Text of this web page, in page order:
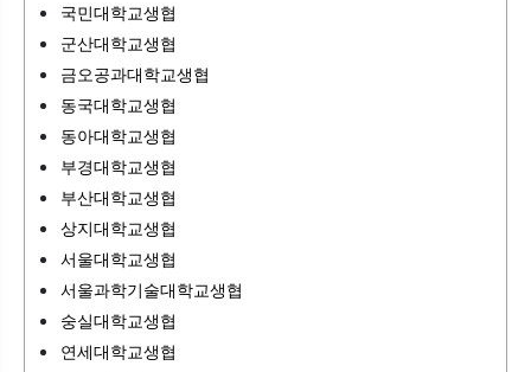
국민대학교생협
군산대학교생협
금오공과대학교생협
동국대학교생협
동아대학교생협
부경대학교생협
부산대학교생협
상지대학교생협
서울대학교생협
서울과학기술대학교생협
숭실대학교생협
연세대학교생협